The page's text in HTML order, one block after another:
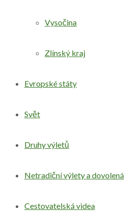
Vysočina
Zlínský kraj
Evropské státy
Svět
Druhy výletů
Netradiční výlety a dovolená
Cestovatelská videa